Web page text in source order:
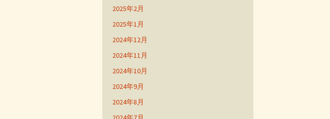
2025年2月
2025年1月
2024年12月
2024年11月
2024年10月
2024年9月
2024年8月